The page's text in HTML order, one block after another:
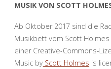
MUSIK VON SCOTT
Ab Oktober 2017 sind die
Musikbett vom Scott
einer Creative-Commons-
Music byScott Holmes is